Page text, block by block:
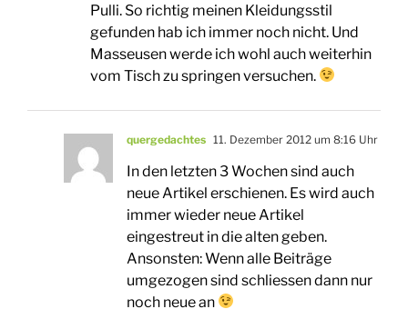
Pulli. So richtig meinen Kleidungsstil
gefunden hab ich immer noch nicht. Und
Masseusen werde ich wohl auch weiterhin
vom Tisch zu springen versuchen.
quergedachtes 11. Dezember 2012 um 8:16 Uhr
In den letzten 3 Wochen sind auch
neue Artikel erschienen. Es wird auch
immer wieder neue Artikel
eingestreut in die alten geben.
Ansonsten: Wenn alle Beiträge
umgezogen sind schliessen dann nur
noch neue an